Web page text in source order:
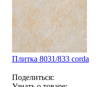
Плитка 8031/833 corda
Поделиться: